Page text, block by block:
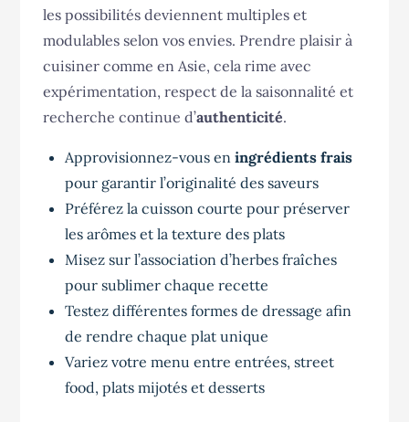
les possibilités deviennent multiples et
modulables selon vos envies. Prendre plaisir à
cuisiner comme en Asie, cela rime avec
expérimentation, respect de la saisonnalité et
recherche continue d’authenticité.
Approvisionnez-vous eningrédients frais
pour garantir l’originalité des saveurs
Préférez la cuisson courte pour préserver
les arômes et la texture des plats
Misez sur l’association d’herbes fraîches
pour sublimer chaque recette
Testez différentes formes de dressage afin
de rendre chaque plat unique
Variez votre menu entre entrées, street
food, plats mijotés et desserts